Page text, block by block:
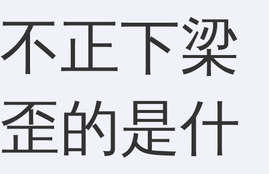
不正下梁
歪的是什